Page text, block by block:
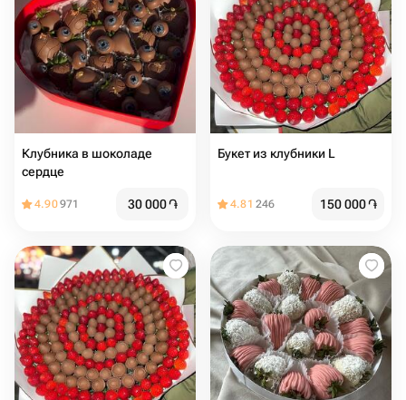
Клубника в шоколаде
сердце
4.90971 30 000֏
Букет из клубники L
4.81 246 150 000֏